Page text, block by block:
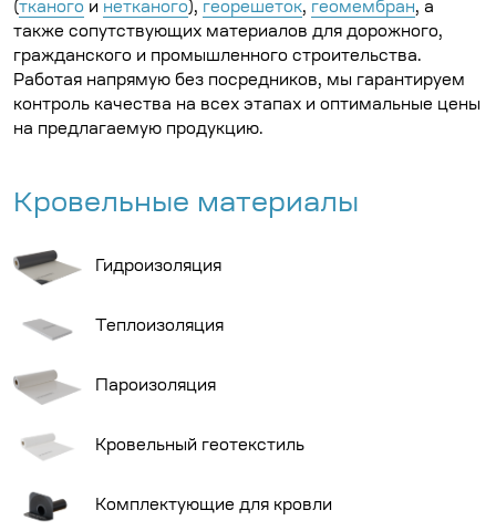
(тканого и нетканого), георешеток, геомембран, а
также сопутствующих материалов для дорожного,
гражданского и промышленного строительства.
Работая напрямую без посредников, мы гарантируем
контроль качества на всех этапах и оптимальные цены
на предлагаемую продукцию.
Кровельные материалы
Гидроизоляция
Теплоизоляция
Пароизоляция
Кровельный геотекстиль
Комплектующие для кровли